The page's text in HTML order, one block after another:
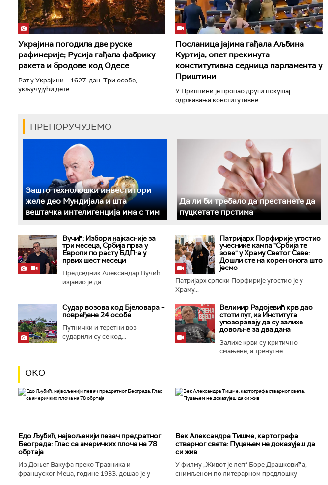
Украјина погодила две руске
рафинерије; Русија гађала фабрику
ракета и бродове код Одесе
Рат у Украјини – 1627. дан. Три особе,
укључујући дете...
Посланица јајима гађала Аљбина
Куртија, опет прекинута
конститутивна седница парламента у
Приштини
У Приштини је пропао други покушај
одржавања конститутивне...
ПРЕПОРУЧУЈЕМО
Зашто технолошки инвеститори
желе део Мундијала и шта
вештачка интелигенција има с тим
Да ли би требало да престанете да
пуцкетате прстима
Вучић: Избори најкасније за
три месеца, Србија прва у
Европи по расту БДП-а у
првих шест месеци
Председник Александар Вучић
изјавио је да...
Патријарх Порфирије угостио
учеснике кампа "Србија те
зове" у Храму Светог Саве:
Дошли сте на корен онога што
јесмо
Патријарх српски Порфирије угостио је у
Храму...
Судар возова код Бјеловара –
повређене 24 особе
Путнички и теретни воз
сударили су се код...
Велимир Радојевић крв дао
стоти пут, из Института
упозоравају да су залихе
довољне за два дана
Залихе крви су критично
смањене, а тренутне...
ОКО
Едо Љубић, највољенији певач предратног
Београда: Глас са америчких плоча на 78
обртаја
Из Доњег Вакуфа преко Травника и
француског Меца, године 1933. дошао је у
Век Александра Тишме, картографа
стварног света: Пуцањем не доказујеш да
си жив
У филму „Живот је леп“ Боре Драшковића,
снимљеном по литерарном предлошку